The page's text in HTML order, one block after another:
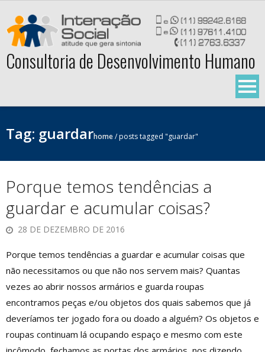
content
Consultoria de Desenvolvimento Humano
Tag: guardarhome/posts tagged "guardar"
Porque temos tendências a
guardar e acumular coisas?
28 DE DEZEMBRO DE 2016
Porque temos tendências a guardar e acumular coisas que
não necessitamos ou que não nos servem mais? Quantas
vezes ao abrir nossos armários e guarda roupas
encontramos peças e/ou objetos dos quais sabemos que já
deveríamos ter jogado fora ou doado a alguém? Os objetos e
roupas continuam lá ocupando espaço e mesmo com este